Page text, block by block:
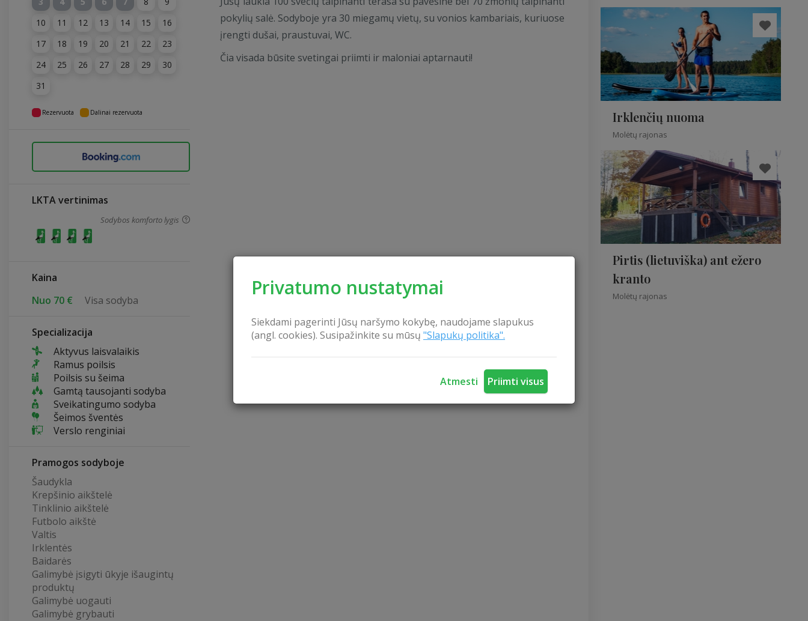
Privatumo nustatymai
Siekdami pagerinti Jūsų naršymo kokybę, naudojame slapukus
(angl. cookies). Susipažinkite su mūsų "Slapukų politika".
Atmesti Priimti visus
10
11 12 13 14 15
16
17
18 19 20 21 22
23
24
25 26 27 28 29
30
31
Rezervuota Dalinai rezervuota
LKTA vertinimas
Sodybos komforto lygis
Kaina
Nuo 70 €
Visa sodyba
Specializacija
Aktyvus laisvalaikis
Ramus poilsis
Poilsis su šeima
Gamtą tausojanti sodyba
Sveikatingumo sodyba
Šeimos šventės
Verslo renginiai
Pramogos sodyboje
Šaudykla
Krepšinio aikštelė
Tinklinio aikštelė
Futbolo aikštė
Valtis
Irklentės
Baidarės
Galimybė įsigyti ūkyje išaugintų
produktų
Galimybė uogauti
Galimybė grybauti
pokylių salė. Sodyboje yra 30 miegamų vietų, su vonios kambariais, kuriuose
įrengti dušai, praustuvai, WC.
Čia visada būsite svetingai priimti ir maloniai aptarnauti!
Irklenčių nuoma
Molėtų rajonas
Pirtis (lietuviška) ant ežero
kranto
Molėtų rajonas